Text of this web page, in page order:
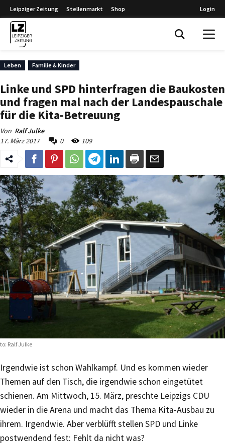
Leipziger Zeitung Stellenmarkt Shop Login
Leben Familie & Kinder
Linke und SPD hinterfragen die Baukosten
und fragen mal nach der Landespauschale
für die Kita-Betreuung
Von Ralf Julke
17. März 2017
0 109
Ralf Julke
Irgendwie ist schon Wahlkampf. Und es kommen wieder
Themen auf den Tisch, die irgendwie schon eingetütet
schienen. Am Mittwoch, 15. März, preschte Leipzigs CDU
wieder in die Arena und macht das Thema Kita-Ausbau zu
ihrem. Irgendwie. Aber verblüfft stellen SPD und Linke
postwendend fest: Fehlt da nicht was?